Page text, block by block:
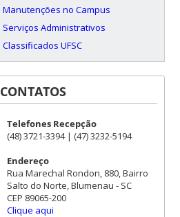
Manutenções no Campus
Serviços Administrativos
Classificados UFSC
CONTATOS
Telefones Recepção
(48) 3721-3394 | (47) 3232-5194
Endereço
Rua Marechal Rondon, 880, Bairro
Salto do Norte, Blumenau - SC
CEP 89065-200
Clique aqui